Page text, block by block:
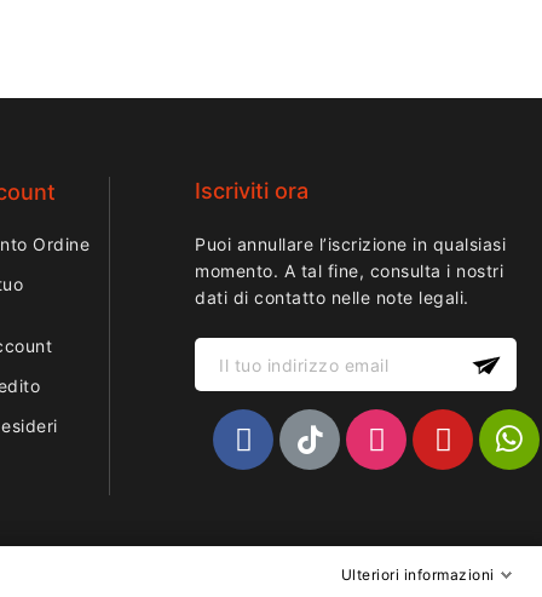
Ordine
Iscriviti ora
Puoi annullare l’iscrizione in qualsiasi
momento. A tal fine, consulta i nostri
dati di contatto nelle note legali.
Ulteriori informazioni